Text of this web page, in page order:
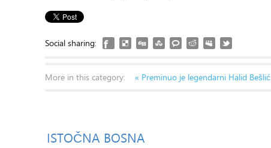
Social sharing:
More in this category: « Preminuo je legendarni Halid Bešlić
ISTOČNA BOSNA